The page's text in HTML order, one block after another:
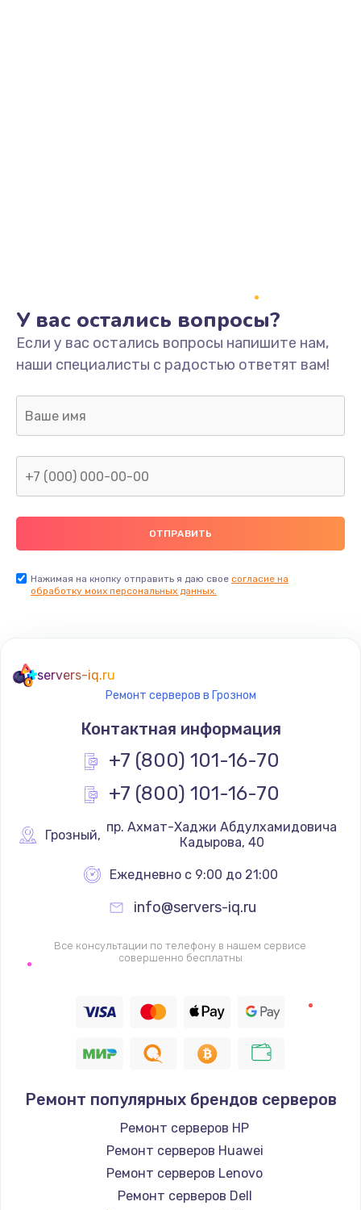
У вас остались вопросы?
Если у вас остались вопросы напишите нам,
наши специалисты с радостью ответят вам!
Нажимая на кнопку отправить я даю свое согласие на
обработку моих персональных данных.
servers-iq.ru
Ремонт серверов в Грозном
Контактная информация
+7 (800) 101-16-70
+7 (800) 101-16-70
Грозный,
Кадырова, 40
Ежедневно с 9:00 до 21:00
info@servers-iq.ru
Все консультации по телефону в нашем сервисе
совершенно бесплатны
Ремонт популярных брендов серверов
Ремонт серверов HP
Ремонт серверов Huawei
Ремонт серверов Lenovo
Ремонт серверов Dell